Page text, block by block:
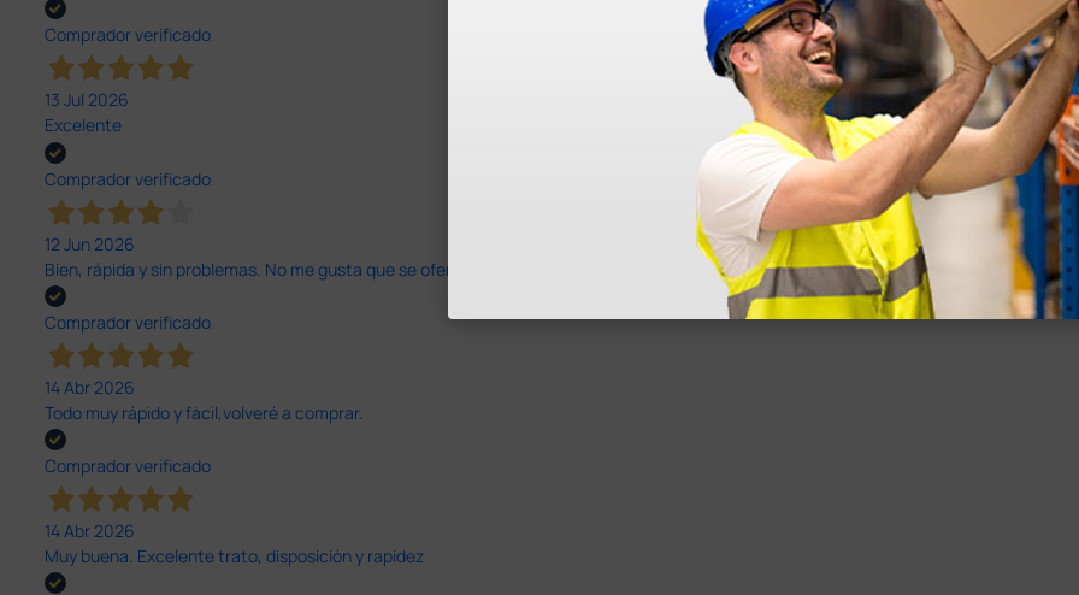
Comprador verificado
13 Jul 2026
Excelente
Comprador verificado
12 Jun 2026
Bien, rápida y sin problemas. No me gusta que se oferten productos sin incluir el IVA que luego nos van a cobrar.
Comprador verificado
14 Abr 2026
Todo muy rápido y fácil,volveré a comprar.
Comprador verificado
14 Abr 2026
Muy buena. Excelente trato, disposición y rapidez